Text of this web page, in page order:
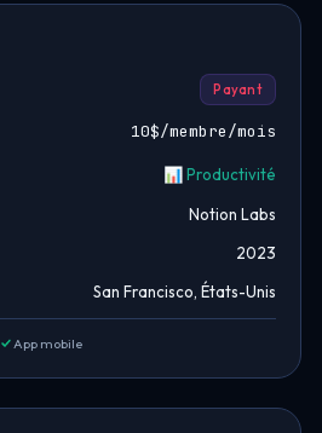
Payant
10$/membre/mois
📊 Productivité
Notion Labs
2023
San Francisco, États-Unis
App mobile